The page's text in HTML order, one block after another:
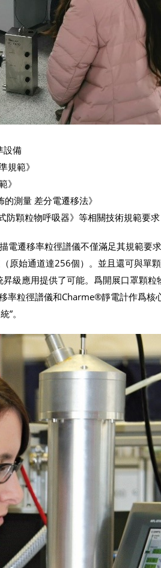
設備
規範》
》
測量 差分電遷移法》
顆粒物呼吸器》等相關技術規範要求
電遷移率粒徑譜儀不僅滿足其規範要
原始通道達256個）。並且還可與單
級應用提供了可能。爲開展口罩顆
率粒徑譜儀和Charme®靜電計作爲核
”。